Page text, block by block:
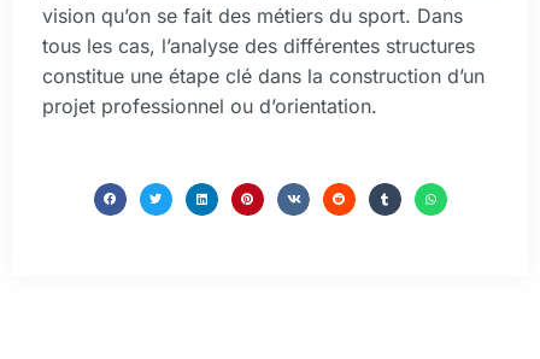
vision qu’on se fait des métiers du sport. Dans
tous les cas, l’analyse des différentes structures
constitue une étape clé dans la construction d’un
projet professionnel ou d’orientation.